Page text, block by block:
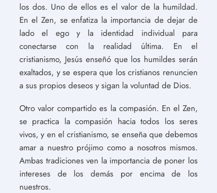
los dos. Uno de ellos es el valor de la humildad.
En el Zen, se enfatiza la importancia de dejar de
lado el ego y la identidad individual para
conectarse con la realidad última. En el
cristianismo, Jesús enseñó que los humildes serán
exaltados, y se espera que los cristianos renuncien
a sus propios deseos y sigan la voluntad de Dios.
Otro valor compartido es la compasión. En el Zen,
se practica la compasión hacia todos los seres
vivos, y en el cristianismo, se enseña que debemos
amar a nuestro prójimo como a nosotros mismos.
Ambas tradiciones ven la importancia de poner los
intereses de los demás por encima de los
nuestros.